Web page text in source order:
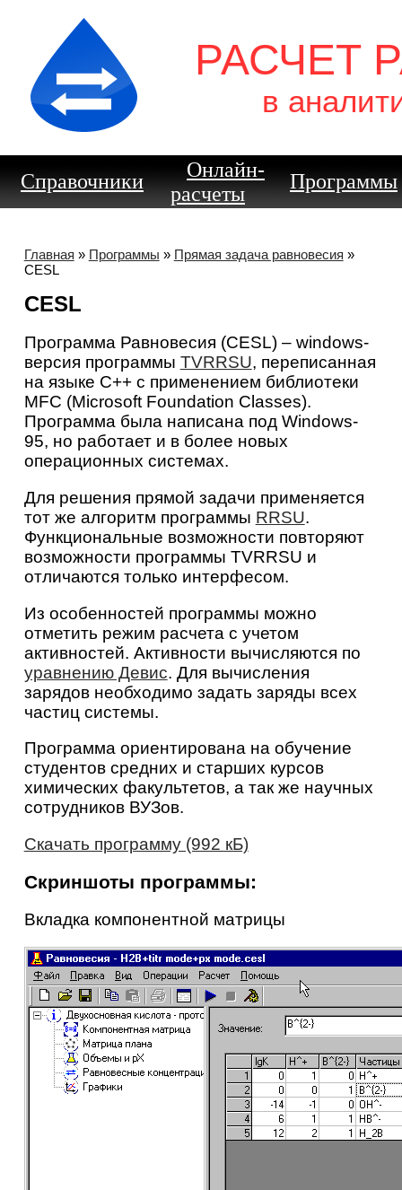
РАСЧЕТ
в
Справочники
Онлайн-
расчеты
Программы
Главная » Программы » Прямая задача равновесия »
CESL
CESL
Программа Равновесия (CESL) – windows-
версия программы TVRRSU, переписанная
на языке C++ с применением библиотеки
MFC (Microsoft Foundation Classes).
Программа была написана под Windows-
95, но работает и в более новых
операционных системах.
Для решения прямой задачи применяется
тот же алгоритм программы RRSU.
Функциональные возможности повторяют
возможности программы TVRRSU и
отличаются только интерфесом.
Из особенностей программы можно
отметить режим расчета с учетом
активностей. Активности вычисляются по
уравнению Девис. Для вычисления
зарядов необходимо задать заряды всех
частиц системы.
Программа ориентирована на обучение
студентов средних и старших курсов
химических факультетов, а так же научных
сотрудников ВУЗов.
Скачать программу (992 кБ)
Скриншоты программы:
Вкладка компонентной матрицы